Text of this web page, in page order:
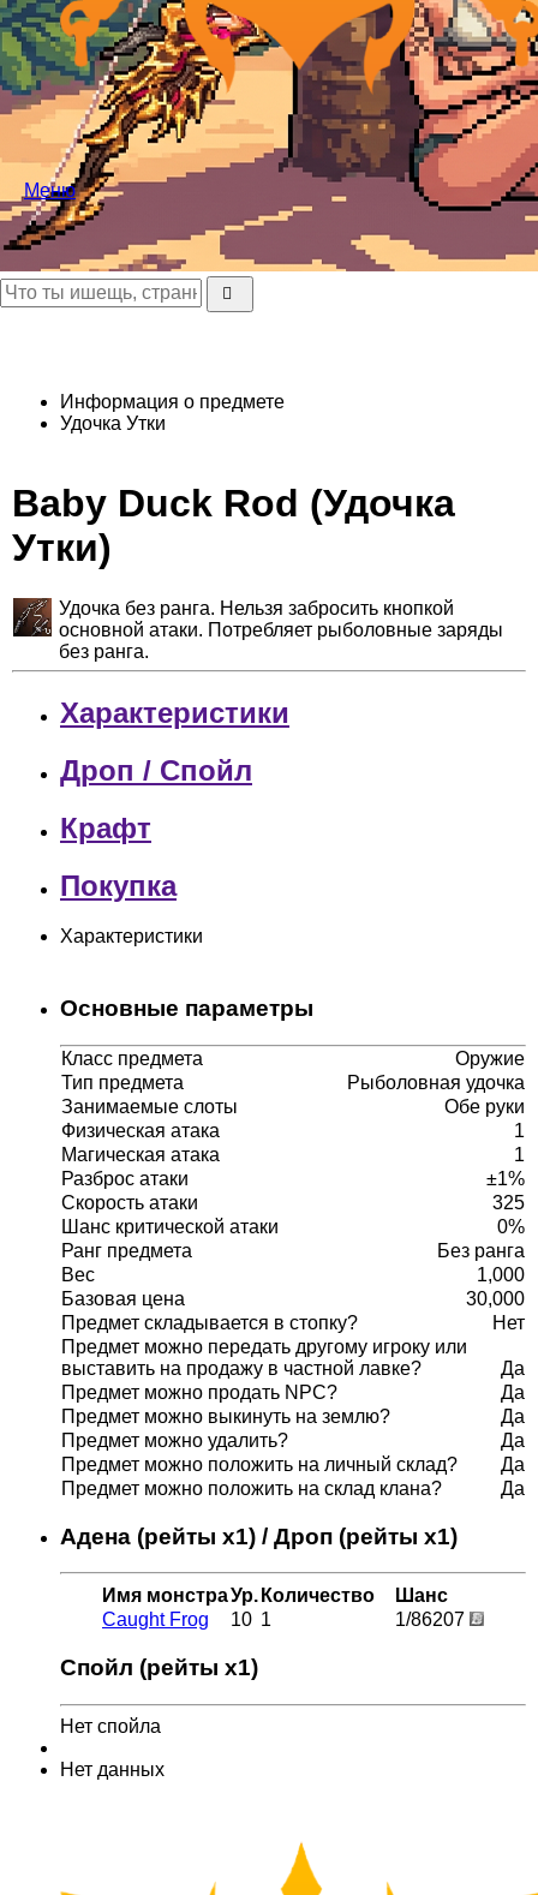
Меню
Информация о предмете
Удочка Утки
Baby Duck Rod (Удочка
Утки)
Удочка без ранга. Нельзя забросить кнопкой
основной атаки. Потребляет рыболовные заряды
без ранга.
Характеристики
Дроп / Спойл
Крафт
Покупка
Характеристики
Основные параметры
Класс предмета
Оружие
Тип предмета
Рыболовная удочка
Занимаемые слоты
Обе руки
Физическая атака
1
Магическая атака
1
Разброс атаки
±1%
Скорость атаки
325
Шанс критической атаки
0%
Ранг предмета
Без ранга
Вес
1,000
Базовая цена
30,000
Предмет складывается в стопку?
Нет
Предмет можно передать другому игроку или
выставить на продажу в частной лавке?
Да
Предмет можно продать NPC?
Да
Предмет можно выкинуть на землю?
Да
Предмет можно удалить?
Да
Предмет можно положить на личный склад?
Да
Предмет можно положить на склад клана?
Да
Адена (рейты x1) / Дроп (рейты x1)
Имя монстраУр. Количество
Шанс
Caught Frog
10 1 1/86207
Спойл (рейты x1)
Нет спойла
Нет данных